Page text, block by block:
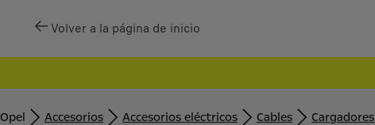
Volver a la página de inicio
Opel Accesorios Accesorios eléctricos Cables Cargadores